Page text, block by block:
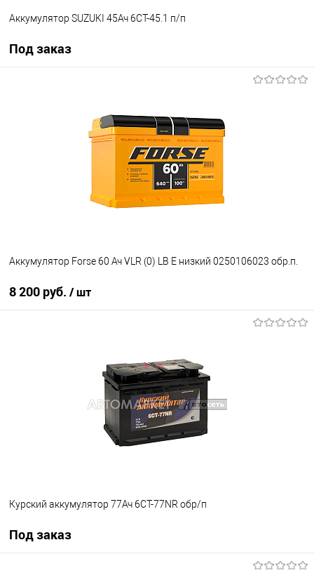
Аккумулятор SUZUKI 45Ач 6СТ-45.1 п/п
Под заказ
Недоступно
Аккумулятор Forse 60 Ач VLR (0) LB E низкий 0250106023 обр.п.
8 200 руб. / шт
В наличии
Курский аккумулятор 77Ач 6CT-77NR обр/п
Под заказ